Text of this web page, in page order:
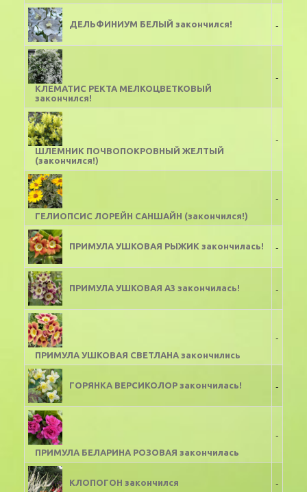
ДЕЛЬФИНИУМ БЕЛЫЙ закончился! -
КЛЕМАТИС РЕКТА МЕЛКОЦВЕТКОВЫЙ
закончился!
-
ШЛЕМНИК ПОЧВОПОКРОВНЫЙ ЖЕЛТЫЙ
(закончился!)
-
ГЕЛИОПСИС ЛОРЕЙН САНШАЙН (закончился!)
-
ПРИМУЛА УШКОВАЯ РЫЖИК закончилась! -
ПРИМУЛА УШКОВАЯ А3 закончилась! -
ПРИМУЛА УШКОВАЯ СВЕТЛАНА закончились
-
ГОРЯНКА ВЕРСИКОЛОР закончилась! -
ПРИМУЛА БЕЛАРИНА РОЗОВАЯ закончилась
-
КЛОПОГОН закончился -